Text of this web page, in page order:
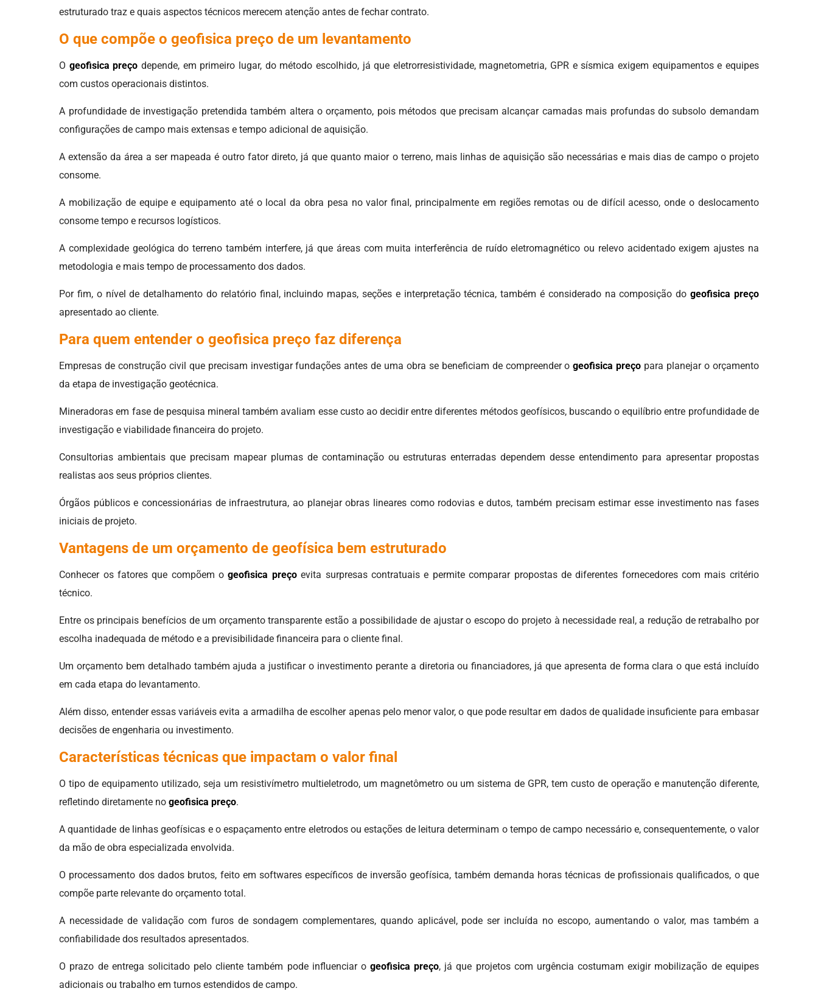
estruturado traz e quais aspectos técnicos merecem atenção antes de fechar contrato.
O que compõe o geofisica preço de um levantamento
O geofisica preço depende, em primeiro lugar, do método escolhido, já que eletrorresistividade, magnetometria, GPR e sísmica exigem equipamentos e equipes
com custos operacionais distintos.
A profundidade de investigação pretendida também altera o orçamento, pois métodos que precisam alcançar camadas mais profundas do subsolo demandam
configurações de campo mais extensas e tempo adicional de aquisição.
A extensão da área a ser mapeada é outro fator direto, já que quanto maior o terreno, mais linhas de aquisição são necessárias e mais dias de campo o projeto
consome.
A mobilização de equipe e equipamento até o local da obra pesa no valor final, principalmente em regiões remotas ou de difícil acesso, onde o deslocamento
consome tempo e recursos logísticos.
A complexidade geológica do terreno também interfere, já que áreas com muita interferência de ruído eletromagnético ou relevo acidentado exigem ajustes na
metodologia e mais tempo de processamento dos dados.
Por fim, o nível de detalhamento do relatório final, incluindo mapas, seções e interpretação técnica, também é considerado na composição do geofisica preço
apresentado ao cliente.
Para quem entender o geofisica preço faz diferença
Empresas de construção civil que precisam investigar fundações antes de uma obra se beneficiam de compreender ogeofisica preço para planejar o orçamento
da etapa de investigação geotécnica.
Mineradoras em fase de pesquisa mineral também avaliam esse custo ao decidir entre diferentes métodos geofísicos, buscando o equilíbrio entre profundidade de
investigação e viabilidade financeira do projeto.
Consultorias ambientais que precisam mapear plumas de contaminação ou estruturas enterradas dependem desse entendimento para apresentar propostas
realistas aos seus próprios clientes.
Órgãos públicos e concessionárias de infraestrutura, ao planejar obras lineares como rodovias e dutos, também precisam estimar esse investimento nas fases
iniciais de projeto.
Vantagens de um orçamento de geofísica bem estruturado
Conhecer os fatores que compõem ogeofisica preçoevita surpresas contratuais e permite comparar propostas de diferentes fornecedores com mais critério
técnico.
Entre os principais benefícios de um orçamento transparente estão a possibilidade de ajustar o escopo do projeto à necessidade real, a redução de retrabalho por
escolha inadequada de método e a previsibilidade financeira para o cliente final.
Um orçamento bem detalhado também ajuda a justificar o investimento perante a diretoria ou financiadores, já que apresenta de forma clara o que está incluído
em cada etapa do levantamento.
Além disso, entender essas variáveis evita a armadilha de escolher apenas pelo menor valor, o que pode resultar em dados de qualidade insuficiente para embasar
decisões de engenharia ou investimento.
Características técnicas que impactam o valor final
O tipo de equipamento utilizado, seja um resistivímetro multieletrodo, um magnetômetro ou um sistema de GPR, tem custo de operação e manutenção diferente,
refletindo diretamente nogeofisica preço.
A quantidade de linhas geofísicas e o espaçamento entre eletrodos ou estações de leitura determinam o tempo de campo necessário e, consequentemente, o valor
da mão de obra especializada envolvida.
O processamento dos dados brutos, feito em softwares específicos de inversão geofísica, também demanda horas técnicas de profissionais qualificados, o que
compõe parte relevante do orçamento total.
A necessidade de validação com furos de sondagem complementares, quando aplicável, pode ser incluída no escopo, aumentando o valor, mas também a
confiabilidade dos resultados apresentados.
O prazo de entrega solicitado pelo cliente também pode influenciar o geofisica preço, já que projetos com urgência costumam exigir mobilização de equipes
adicionais ou trabalho em turnos estendidos de campo.